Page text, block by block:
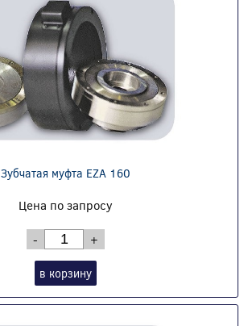
Зубчатая муфта EZA 160
Цена по запросу
- +
в корзину